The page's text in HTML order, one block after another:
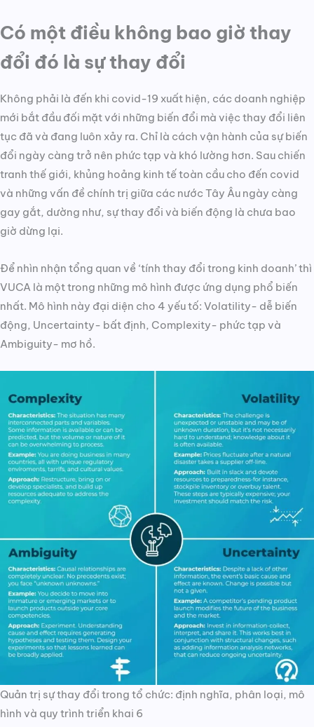
Có một điều không bao giờ thay
đổi đó là sự thay đổi
Không phải là đến khi covid-19 xuất hiện, các doanh nghiệp
mới bắt đầu đối mặt với những biến đổi mà việc thay đổi liên
tục đã và đang luôn xảy ra. Chỉ là cách vận hành của sự biến
đổi ngày càng trở nên phức tạp và khó lường hơn. Sau chiến
tranh thế giới, khủng hoảng kinh tế toàn cầu cho đến covid
và những vấn đề chính trị giữa các nước Tây Âu ngày càng
gay gắt, dường như, sự thay đổi và biến động là chưa bao
giờ dừng lại.
Để nhìn nhận tổng quan về ‘tính thay đổi trong kinh doanh’ thì
VUCA là một trong những mô hình được ứng dụng phổ biến
nhất. Mô hình này đại diện cho 4 yếu tố: Volatility- dễ biến
động, Uncertainty- bất định, Complexity- phức tạp và
Ambiguity- mơ hồ.
Quản trị sự thay đổi trong tổ chức: định nghĩa, phân loại, mô
hình và quy trình triển khai 6